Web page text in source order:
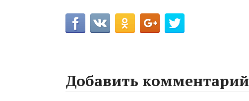
Добавить комментарий